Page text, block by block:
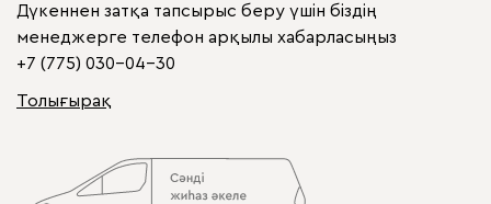
Дүкеннен затқа тапсырыс беру үшін біздің
менеджерге телефон арқылы хабарласыңыз
+7 (775) 030-04-30
Толығырақ